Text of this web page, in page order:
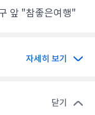
앞 "참좋은여행"
자세히 보기
닫기